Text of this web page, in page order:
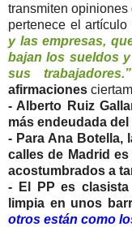
transmiten opiniones
pertenece el artículo
y las empresas,
bajan los sueldos
sus trabajadores.”
afirmaciones
- Alberto Ruiz
más endeudada
- Para Ana Botella,
calles de Madrid
acostumbrados a
- El PP es
limpia en unos
otros están como